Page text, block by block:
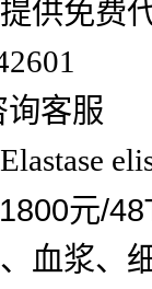
供免费
询客服
元/
血浆、